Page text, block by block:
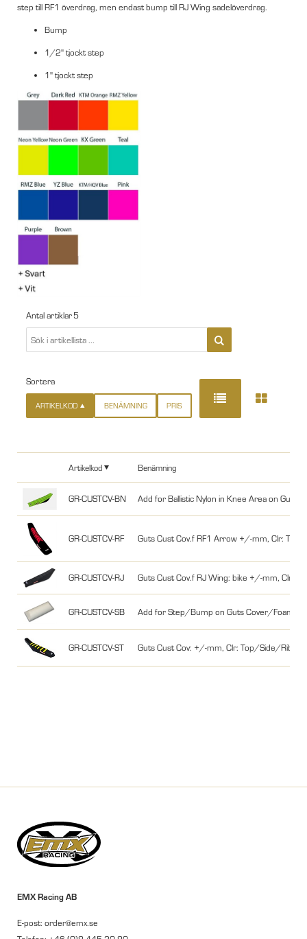
step till RF1 överdrag, men endast bump till RJ Wing sadelöverdrag.
Bump
1/2" tjockt step
1" tjockt step
Antal artiklar 5
Sortera
ARTIKELKOD BENÄMNING PRIS
Artikelkod Benämning
GR-CUSTCV-BN Add for Ballistic Nylon in Knee Area on Guts
GR-CUSTCV-RF Guts Cust Cov.f RF1 Arrow +/-mm, Clr:
GR-CUSTCV-RJ Guts Cust Cov.f RJ Wing: bike +/-mm, Clr:
GR-CUSTCV-SB Add for Step/Bump on Guts Cover/Foam/
GR-CUSTCV-ST Guts Cust Cov: +/-mm, Clr: Top/Side/Rib,
EMX Racing AB
E-post: order@emx.se